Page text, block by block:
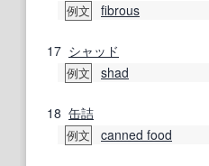
例文 fibrous
17 シャッド
例文 shad
18 缶詰
例文 canned food